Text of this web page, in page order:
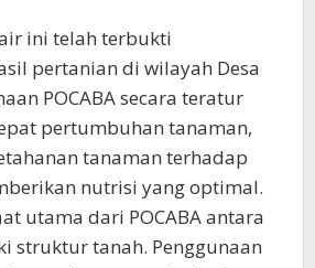
ini telah terbukti
pertanian di wilayah Desa
POCABA secara teratur
pertumbuhan tanaman,
tanaman terhadap
nutrisi yang optimal.
utama dari POCABA antara
struktur tanah. Penggunaan